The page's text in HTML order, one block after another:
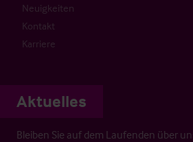
Neuigkeiten
Kontakt
Karriere
Aktuelles
Bleiben Sie auf dem Laufenden über